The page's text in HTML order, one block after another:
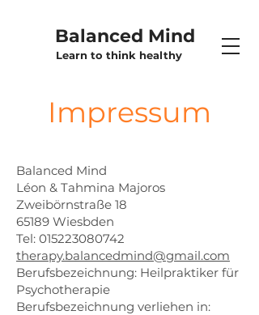
Balanced Mind
Learn to think healthy
Impressum
Balanced Mind
Léon & Tahmina Majoros
Zweibörnstraße 18
65189 Wiesbden
Tel: 015223080742
therapy.balancedmind@gmail.com
Berufsbezeichnung: Heilpraktiker für
Psychotherapie
Berufsbezeichnung verliehen in: